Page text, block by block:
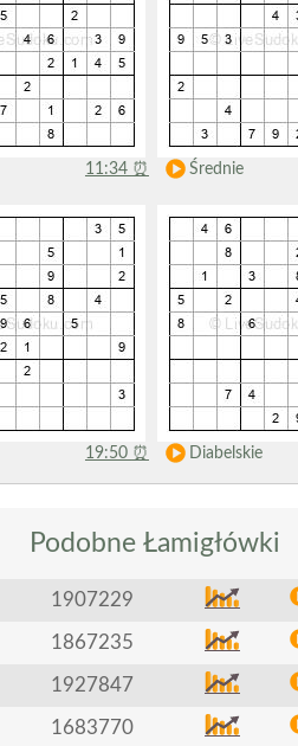
11:34 ⏰ Średnie
19:50 ⏰ Diabelskie
Podobne Łamigłówki
1907229
1867235
1927847
1683770